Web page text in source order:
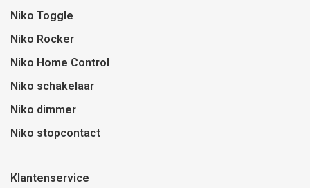
Niko Toggle
Niko Rocker
Niko Home Control
Niko schakelaar
Niko dimmer
Niko stopcontact
Klantenservice